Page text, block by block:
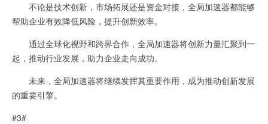
不论是技术创新，市场拓展还是资金对接，全局加速器都能够
帮助企业有效降低风险，提升创新效率。
通过全球化视野和跨界合作，全局加速器将创新力量汇聚到一
起，推动行业发展，助力企业走向成功。
未来，全局加速器将继续发挥其重要作用，成为推动创新发展
的重要引擎。
#3#